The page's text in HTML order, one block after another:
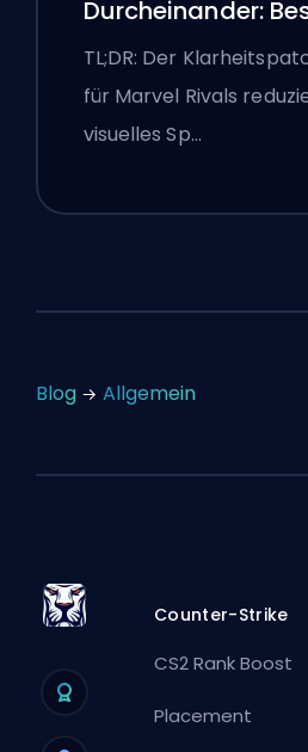
Durcheinander:
Einstellungen
vom 16. Juli
TL;DR: Der
für Marvel Rivals
visuelles Sp…
Blog Allgemein
Counter-Strike
CS2 Rank Boost
Placement